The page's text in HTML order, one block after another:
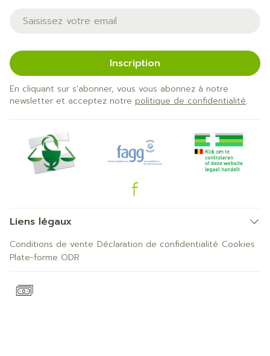
Adresse mail
Inscription
En cliquant sur s'abonner, vous vous abonnez à notre
newsletter et acceptez notre politique de confidentialité.
Liens légaux
Conditions de vente Déclaration de confidentialité Cookies
Plate-forme ODR